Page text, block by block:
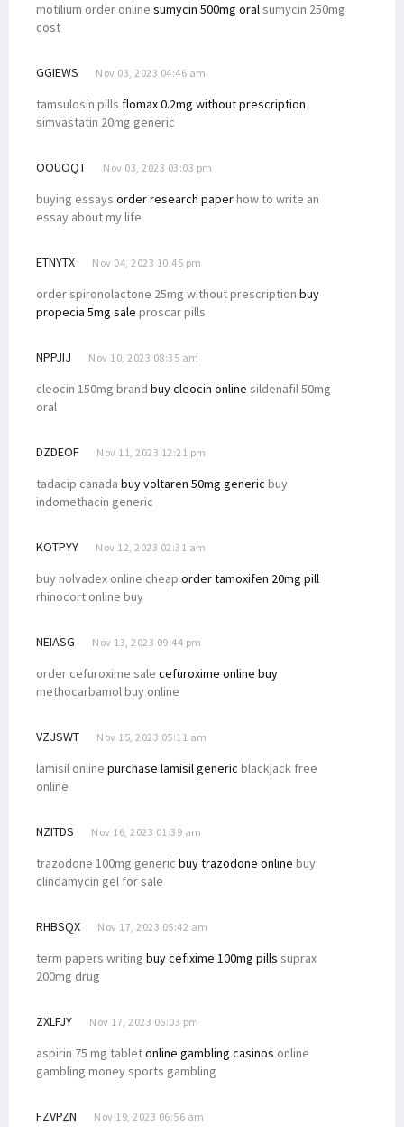
motilium order online sumycin 500mg oralsumycin 250mg
cost
GGIEWS Nov 03, 2023 04:46 am
tamsulosin pills flomax 0.2mg without prescription
simvastatin 20mg generic
OOUOQT Nov 03, 2023 03:03 pm
buying essays order research paperhow to write an
essay about my life
ETNYTX Nov 04, 2023 10:45 pm
order spironolactone 25mg without prescription buy
propecia 5mg sale proscar pills
NPPJIJ Nov 10, 2023 08:35 am
cleocin 150mg brand buy cleocin online sildenafil 50mg
oral
DZDEOF Nov 11, 2023 12:21 pm
tadacip canada buy voltaren 50mg generic buy
indomethacin generic
KOTPYY Nov 12, 2023 02:31 am
buy nolvadex online cheap order tamoxifen 20mg pill
rhinocort online buy
NEIASG Nov 13, 2023 09:44 pm
order cefuroxime sale cefuroxime online buy
methocarbamol buy online
VZJSWT Nov 15, 2023 05:11 am
lamisil online purchase lamisil generic blackjack free
online
NZITDS Nov 16, 2023 01:39 am
trazodone 100mg generic buy trazodone online buy
clindamycin gel for sale
RHBSQX Nov 17, 2023 05:42 am
term papers writing buy cefixime 100mg pills suprax
200mg drug
ZXLFJY Nov 17, 2023 06:03 pm
aspirin 75 mg tabletonline gambling casinos online
gambling money sports gambling
FZVPZN Nov 19, 2023 06:56 am